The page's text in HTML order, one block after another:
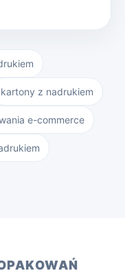
kartony z nadrukiem
e-commerce